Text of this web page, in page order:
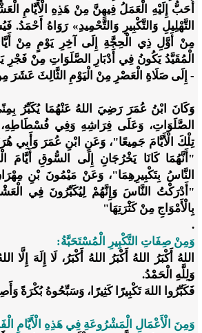
أَحَبُّ إِلَيْهِ الْعَمَلُ فِيهِنَّ مِنْ هَذِهِ الْأَيَّامِ
التَّهْلِيلِ وَالتَّكْبِيرِ وَالتَّحْمِيدِ» رَوَاهُ أَحْمَدُ.
مِنْ أَوَّلِ ذِي الْحِجَّةِ إِلَى آخِرِ يَوْمٍ مِنْ أَيَّامِ
الْمُقَيَّدُ يَكُونُ فِي أَدْبَارِ الصَّلَوَاتِ مِنْ فَجْرِ
- إِلَى صَلَاةِ الْعَصْرِ مِنْ الْيَوْمِ الثَّالِثَ عَشَرَ
وَكَانَ ابْنُ عُمَرَ رَضِيَ اللهُ عَنْهُمَا يُكَبِّرُ
الصَّلَوَاتِ، وَعَلَى فِرَاشِهِ وَفِي
تِلْكَ الْأَيَّامَ جَمِيعًا"، وَعَنِ ابْنِ عُمَرَ وَأَبِي
"أَنَّهُمَا كَانَا يَخْرُجَانِ إِلَى السُّوقِ أَيَّامَ
النَّاسُ بِتَكْبِيرِهِمَا"، وَعَنْ مَيْمُونَ بْنِ
"أَدْرَكْتُ النَّاسَ وَإِنَّهُمْ لِيُكَبِّرُونَ فِي
بِالْأَمْوَاجِ مِنْ كَثْرَتِهَا"
.
وَمِنْ صِفَاتِ التَّكْبِيرِ الْمُسْتَحَبَّةُ:
اللهُ أَكْبَرُ اللهُ أَكْبَرُ اللهُ أَكْبَرُ، لَا إِلَهَ إِلَّا
وَلِلَّهِ الْحَمْدُ.
فَكَبِّرُوا اللهَ تَكْبِيرًا كَثِيرًا، وَسَبِّحُوهُ بُكْرَةً
وَمِنَ الْأَعْمَالِ الْمَشْرُوعَةِ فِي هَذِهِ الْأَيَّامِ